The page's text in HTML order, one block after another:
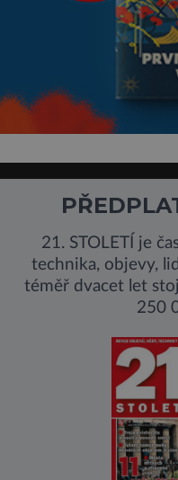
21. STOLETÍ je
technika, objevy,
téměř dvacet let
250